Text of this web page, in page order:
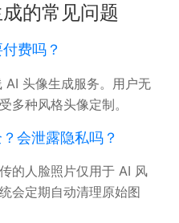
的常见问题
费吗？
AI 头像生成服务。用户无
多种风格头像定制。
会泄露隐私吗？
的人脸照片仅用于 AI 风
会定期自动清理原始图